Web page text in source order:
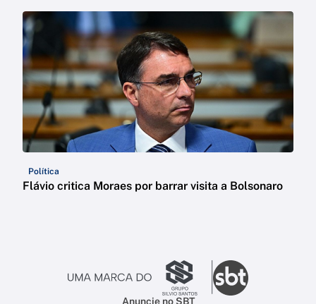
Política
Flávio critica Moraes por barrar visita a Bolsonaro
Anuncie no SBT